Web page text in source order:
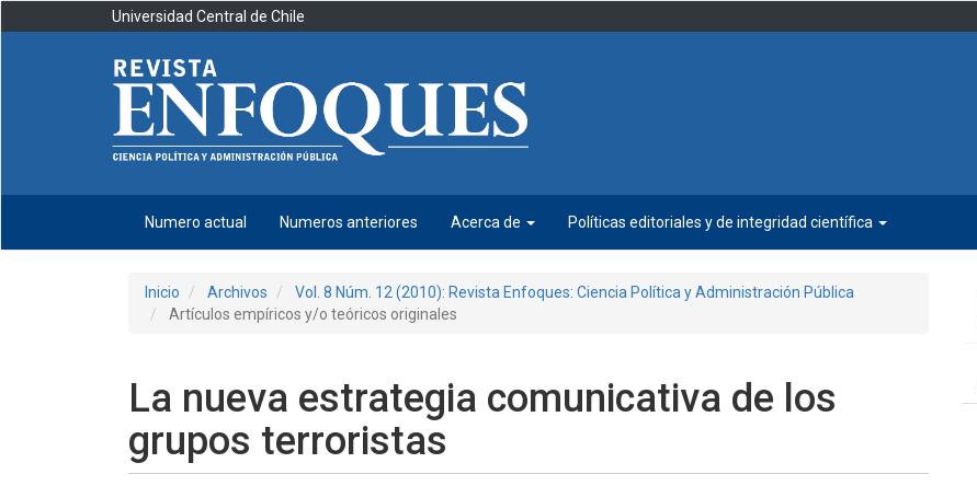
Navegación
principal
Universidad Central de Chile
Numero actual Numeros anteriores Acerca de Políticas editoriales y de integridad científica
Inicio Archivos
Vol. 8 Núm. 12 (2010): Revista Enfoques: Ciencia Política y Administración Pública
Artículos empíricos y/o teóricos originales
La nueva estrategia comunicativa de los
grupos terroristas